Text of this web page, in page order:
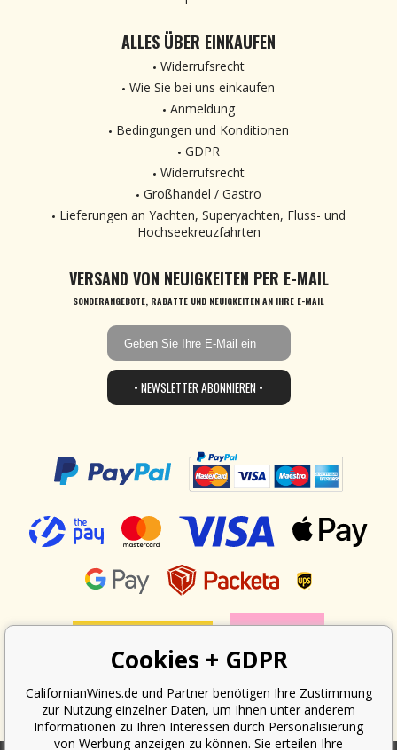
ALLES ÜBER EINKAUFEN
Widerrufsrecht
Wie Sie bei uns einkaufen
Anmeldung
Bedingungen und Konditionen
GDPR
Widerrufsrecht
Großhandel / Gastro
Lieferungen an Yachten, Superyachten, Fluss- und
Hochseekreuzfahrten
VERSAND VON NEUIGKEITEN PER E-MAIL
SONDERANGEBOTE, RABATTE UND NEUIGKEITEN AN IHRE E-MAIL
• NEWSLETTER ABONNIEREN •
Cookies + GDPR
CalifornianWines.de und Partner benötigen Ihre Zustimmung
zur Nutzung einzelner Daten, um Ihnen unter anderem
Informationen zu Ihren Interessen durch Personalisierung
von Werbung anzeigen zu können. Sie erteilen Ihre